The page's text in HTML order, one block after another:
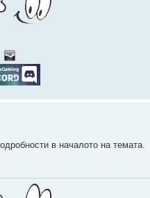
в началото на темата.